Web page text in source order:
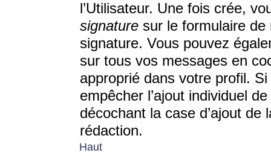
l’Utilisateur. Une fois crée,
signature sur le formulaire de
signature. Vous pouvez
sur tous vos messages en
approprié dans votre profil.
empêcher l’ajout individuel
décochant la case d’ajout
rédaction.
Haut